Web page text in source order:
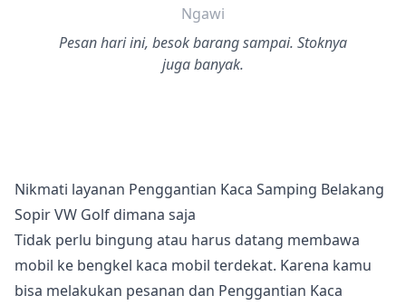
Ngawi
Pesan hari ini, besok barang sampai. Stoknya
juga banyak.
Nikmati layanan Penggantian Kaca Samping Belakang
Sopir VW Golf dimana saja
Tidak perlu bingung atau harus datang membawa
mobil ke bengkel kaca mobil terdekat. Karena kamu
bisa melakukan pesanan dan Penggantian Kaca